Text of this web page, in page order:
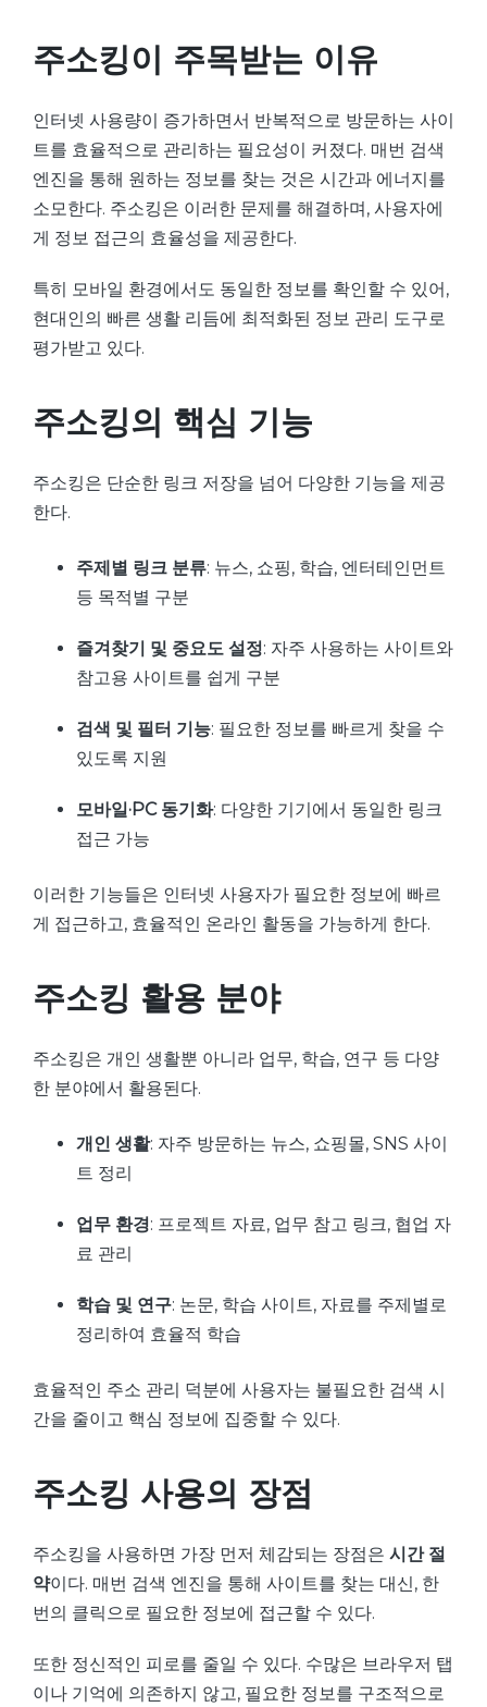
주소킹이 주목받는 이유
인터넷 사용량이 증가하면서 반복적으로 방문하는 사이
트를 효율적으로 관리하는 필요성이 커졌다. 매번 검색
엔진을 통해 원하는 정보를 찾는 것은 시간과 에너지를
소모한다. 주소킹은 이러한 문제를 해결하며, 사용자에
게 정보 접근의 효율성을 제공한다.
특히 모바일 환경에서도 동일한 정보를 확인할 수 있어,
현대인의 빠른 생활 리듬에 최적화된 정보 관리 도구로
평가받고 있다.
주소킹의 핵심 기능
주소킹은 단순한 링크 저장을 넘어 다양한 기능을 제공
한다.
주제별 링크 분류: 뉴스, 쇼핑, 학습, 엔터테인먼트
등 목적별 구분
즐겨찾기 및 중요도 설정: 자주 사용하는 사이트와
참고용 사이트를 쉽게 구분
검색 및 필터 기능: 필요한 정보를 빠르게 찾을 수
있도록 지원
모바일·PC 동기화: 다양한 기기에서 동일한 링크
접근 가능
이러한 기능들은 인터넷 사용자가 필요한 정보에 빠르
게 접근하고, 효율적인 온라인 활동을 가능하게 한다.
주소킹 활용 분야
주소킹은 개인 생활뿐 아니라 업무, 학습, 연구 등 다양
한 분야에서 활용된다.
개인 생활: 자주 방문하는 뉴스, 쇼핑몰, SNS 사이
트 정리
업무 환경: 프로젝트 자료, 업무 참고 링크, 협업 자
료 관리
학습 및 연구: 논문, 학습 사이트, 자료를 주제별로
정리하여 효율적 학습
효율적인 주소 관리 덕분에 사용자는 불필요한 검색 시
간을 줄이고 핵심 정보에 집중할 수 있다.
주소킹 사용의 장점
주소킹을 사용하면 가장 먼저 체감되는 장점은 시간 절
약이다. 매번 검색 엔진을 통해 사이트를 찾는 대신, 한
번의 클릭으로 필요한 정보에 접근할 수 있다.
또한 정신적인 피로를 줄일 수 있다. 수많은 브라우저 탭
이나 기억에 의존하지 않고, 필요한 정보를 구조적으로